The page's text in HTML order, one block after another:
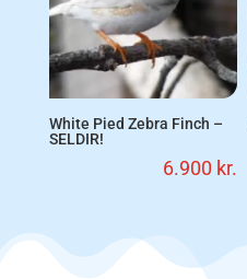
White Pied Zebra Finch –
SELDIR!
6.900 kr.